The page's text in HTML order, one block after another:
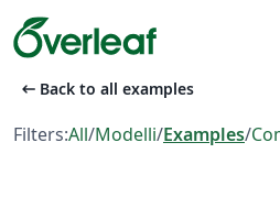
arrow_left_alt Back to all examples
Filters:All/Modelli/Examples/